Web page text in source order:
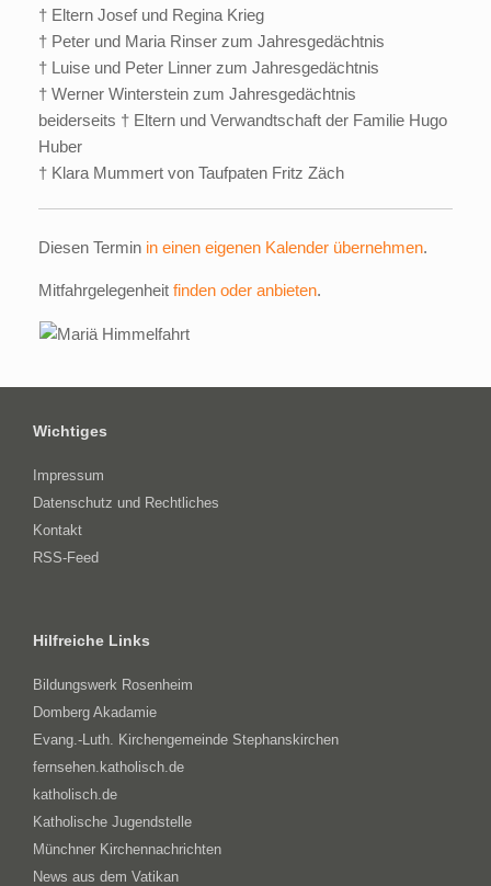
† Eltern Josef und Regina Krieg
† Peter und Maria Rinser zum Jahresgedächtnis
† Luise und Peter Linner zum Jahresgedächtnis
† Werner Winterstein zum Jahresgedächtnis
beiderseits † Eltern und Verwandtschaft der Familie Hugo
Huber
† Klara Mummert von Taufpaten Fritz Zäch
Diesen Termin in einen eigenen Kalender übernehmen.
Mitfahrgelegenheit finden oder anbieten.
Wichtiges
Impressum
Datenschutz und Rechtliches
Kontakt
RSS-Feed
Hilfreiche Links
Bildungswerk Rosenheim
Domberg Akadamie
Evang.-Luth. Kirchengemeinde Stephanskirchen
fernsehen.katholisch.de
katholisch.de
Katholische Jugendstelle
Münchner Kirchennachrichten
News aus dem Vatikan